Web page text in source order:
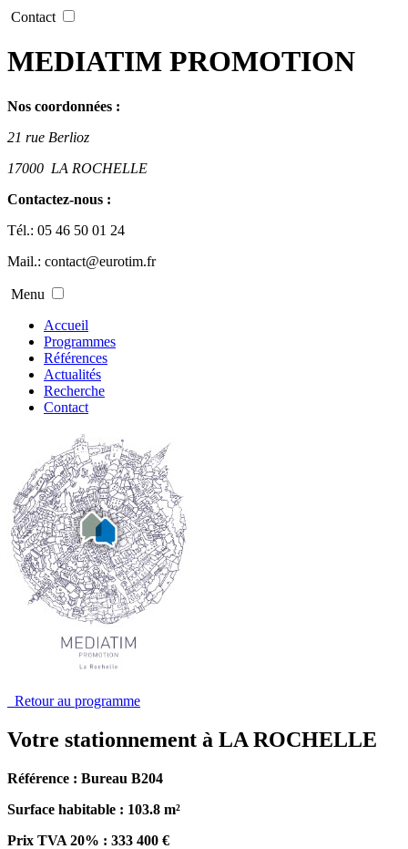
Contact
MEDIATIM PROMOTION
Nos coordonnées :
21 rue Berlioz
17000 LA ROCHELLE
Contactez-nous :
Tél.: 05 46 50 01 24
Mail.: contact@eurotim.fr
Menu
Accueil
Programmes
Références
Actualités
Recherche
Contact
Retour au programme
Votre stationnement à LA ROCHELLE
Référence : Bureau B204
Surface habitable : 103.8 m²
Prix TVA 20% : 333 400 €